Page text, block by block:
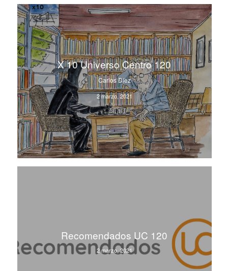
X 10 Universo Centro 120
Carlos Díez
2 marzo, 2021
Recomendados UC 120
2 marzo, 2021